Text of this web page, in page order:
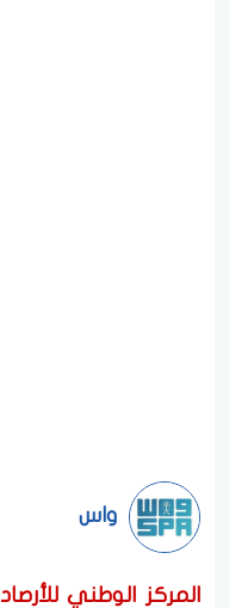
واس
المركز الوطني للأرصاد